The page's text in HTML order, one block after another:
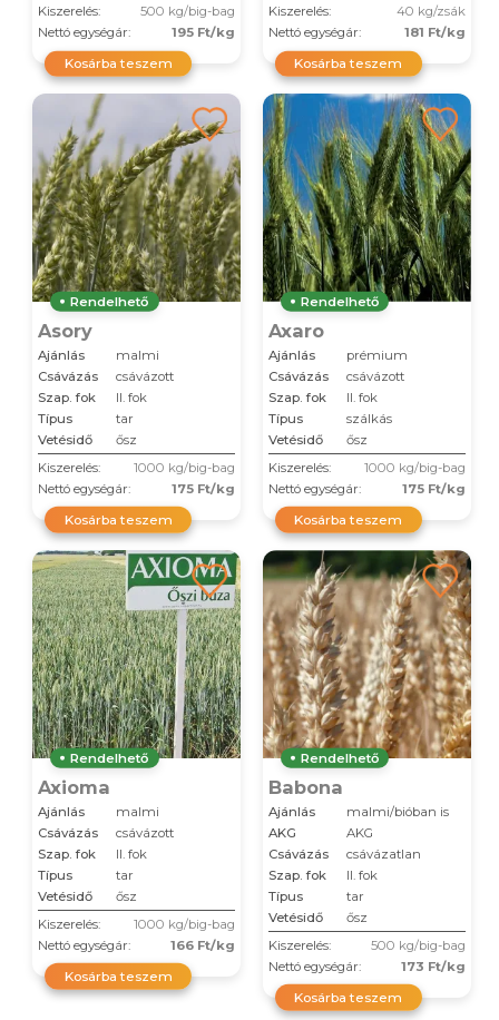
Kiszerelés:
500 kg/big-bag
Nettó egységár:
195 Ft/kg
Kosárba teszem
Kiszerelés:
40 kg/zsák
Nettó egységár:
181 Ft/kg
Kosárba teszem
Rendelhető
Asory
Ajánlás
malmi
Csávázás
csávázott
Szap. fok
II. fok
Típus
tar
Vetésidő
ősz
Kiszerelés:
1000 kg/big-bag
Nettó egységár:
175 Ft/kg
Kosárba teszem
Rendelhető
Axaro
Ajánlás
prémium
Csávázás
csávázott
Szap. fok
II. fok
Típus
szálkás
Vetésidő
ősz
Kiszerelés:
1000 kg/big-bag
Nettó egységár:
175 Ft/kg
Kosárba teszem
Rendelhető
Axioma
Ajánlás
malmi
Csávázás
csávázott
Szap. fok
II. fok
Típus
tar
Vetésidő
ősz
Kiszerelés:
1000 kg/big-bag
Nettó egységár:
166 Ft/kg
Kosárba teszem
Rendelhető
Babona
Ajánlás
malmi/bióban is
AKG
AKG
Csávázás
csávázatlan
Szap. fok
II. fok
Típus
tar
Vetésidő
ősz
Kiszerelés:
500 kg/big-bag
Nettó egységár:
173 Ft/kg
Kosárba teszem